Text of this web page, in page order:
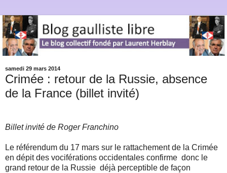
samedi 29 mars 2014
Crimée : retour de la Russie, absence
de la France (billet invité)
Billet invité de Roger Franchino
Le référendum du 17 mars sur le rattachement de la Crimée
en dépit des vociférations occidentales confirme donc le
grand retour de la Russie déjà perceptible de façon